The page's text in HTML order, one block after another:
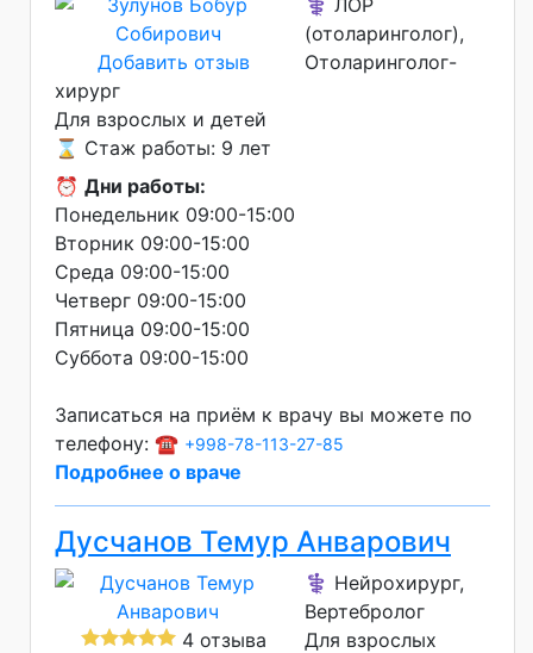
Добавить отзыв
(отоларинголог),
Отоларинголог-
хирург
Для взрослых и детей
⌛ Стаж работы: 9 лет
⏰ Дни работы:
Понедельник 09:00-15:00
Вторник 09:00-15:00
Среда 09:00-15:00
Четверг 09:00-15:00
Пятница 09:00-15:00
Суббота 09:00-15:00
Записаться на приём к врачу вы можете по
телефону: ☎️ +998-78-113-27-85
Подробнее о враче
Дусчанов Темур Анварович
4 отзыва
⚕️ Нейрохирург,
Вертебролог
Для взрослых